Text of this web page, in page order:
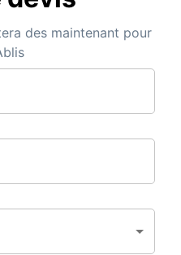
des maintenant pour